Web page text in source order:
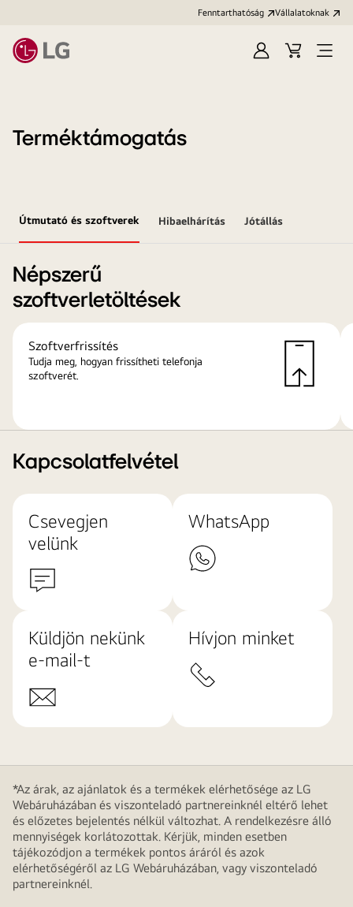
Fenntarthatóság Vállalatoknak
Bejelentkezés
KosárMenü
Terméktámogatás
Útmutató és szoftverek Hibaelhárítás Jótállás
Népszerű
szoftverletöltések
Szoftverfrissítés
Tudja meg, hogyan frissítheti telefonja
szoftverét.
Kapcsolatfelvétel
Csevegjen
velünk
WhatsApp
Küldjön nekünk
e-mail-t
Hívjon minket
*Az árak, az ajánlatok és a termékek elérhetősége az LG
Webáruházában és viszonteladó partnereinknél eltérő lehet
és előzetes bejelentés nélkül változhat. A rendelkezésre álló
mennyiségek korlátozottak. Kérjük, minden esetben
tájékozódjon a termékek pontos áráról és azok
elérhetőségéről az LG Webáruházában, vagy viszonteladó
partnereinknél.